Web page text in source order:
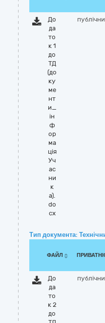
До
да
то
к 1
до
ТД
(до
ку
ме
нт
и_
ін
ф
ор
ма
ція
Уч
ас
ни
к
а).
do
cx
Тип документа:
ФАЙЛ
До
да
то
к 2
до